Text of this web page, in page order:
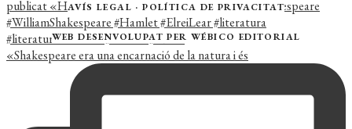
«Shakespeare era una encarnació de la natura i és
AVÍS LEGAL ·POLÍTICA DE PRIVACITAT
WEB DESENVOLUPAT PER WÉBICO EDITORIAL